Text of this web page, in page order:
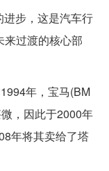
进步，这是汽车行
来过渡的核心部
年，宝马(BM
，因此于2000年
年将其卖给了塔